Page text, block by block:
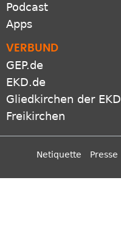
Podcast
Apps
VERBUND
GEP.de
EKD.de
Gliedkirchen der EKD
Freikirchen
Netiquette Presse